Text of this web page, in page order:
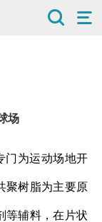
门为运动场地开
聚树脂为主要原
等辅料，在片状